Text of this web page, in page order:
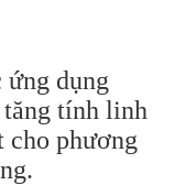
ứng dụng
tính linh
cho phương